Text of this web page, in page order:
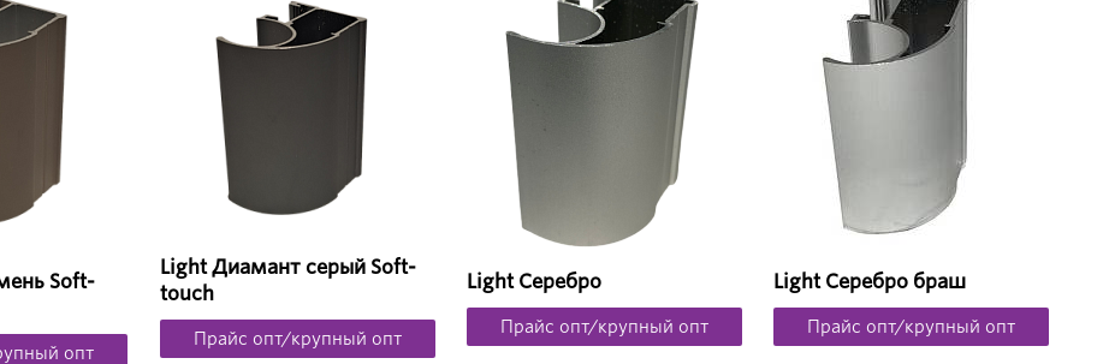
Soft-
опт
Light Диамант серый Soft-
touch
Прайс опт/крупный опт
Light Серебро
Прайс опт/крупный опт
Light Серебро браш
Прайс опт/крупный опт